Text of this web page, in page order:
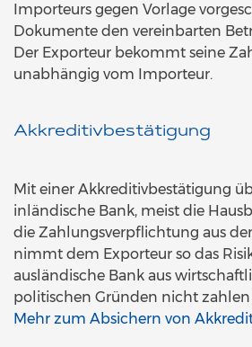
Importeurs gegen Vorlage
Dokumente den vereinbarten
Der Exporteur bekommt seine
unabhängig vom Importeur.
Akkreditivbestätigung
Mit einer Akkreditivbestätigung
inländische Bank, meist die
die Zahlungsverpflichtung aus
nimmt dem Exporteur so das
ausländische Bank aus
politischen Gründen nicht
Mehr zum Absichern von